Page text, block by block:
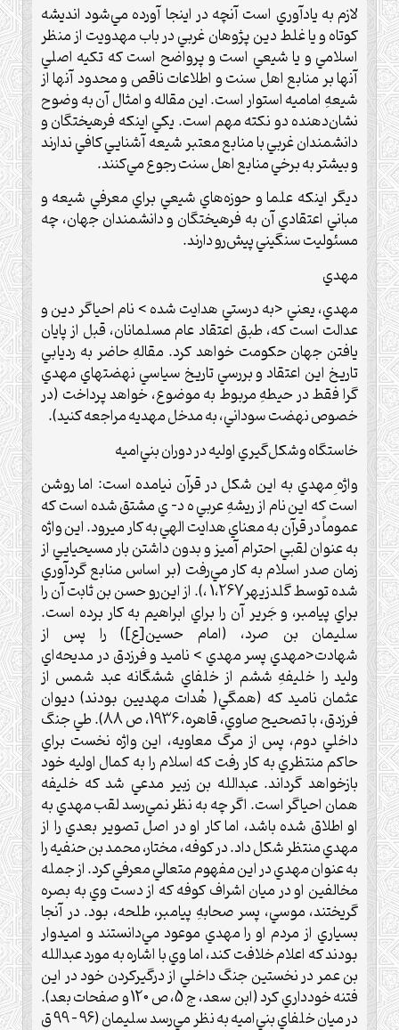
لازم به يادآوري است آنچه در اينجا آورده مي‌شود انديشه
كوتاه و يا غلط دين پژوهان غربي در باب مهدويت از منظر
اسلامي و يا شيعي است و پرواضح است كه تكيه اصلي
آنها بر منابع اهل سنت و اطلاعات ناقص و محدود آنها از
شيعهِ اماميه استوار است. اين مقاله و امثال آن به وضوح
نشان‌دهنده دو نكته مهم است. يكي اينكه فرهيختگان و
دانشمندان غربي با منابع معتبر شيعه آشنايي كافي ندارند
و بيشتر به برخي منابع اهل سنت رجوع مي‌كنند.
ديگر اينكه علما و حوزه‌هاي شيعي براي معرفي شيعه و
مباني اعتقادي آن به فرهيختگان و دانشمندان جهان، چه
مسئوليت سنگيني پيش‌رو دارند.
مهدي‌
مهدي، يعني <به درستي هدايت شده > نام احياگر دين و
عدالت است كه، طبق اعتقاد عام مسلمانان، قبل از پايان
يافتن جهان حكومت خواهد كرد. مقالهِ حاضر به رديابي
تاريخ اين اعتقاد و بررسي تاريخ سياسي نهضتهاي مهدي
گرا فقط در حيطهِ مربوط به موضوع، خواهد پرداخت (در
خصوص نهضت سوداني، به مدخل مهديه مراجعه كنيد).
خاستگاه وشكل‌گيري اوليه در دوران بني‌اميه‌
واژه ِمهدي به اين شكل در قرآن نيامده است: اما روشن
است كه اين نام از ريشهِ عربي ه د- ي مشتق شده است كه
عموماً در قرآن به معناي هدايت الهي به كار ميرود. اين واژه
به عنوان لقبي احترام آميز و بدون داشتن بار مسيحيايي از
زمان صدر اسلام به كار مي‌رفت (بر اساس منابع گردآوري
شده توسط گلدزيهر1،267 ،). از اين‌رو حسن بن ثابت آن را
براي پيامبر، و جَرير آن را براي ابراهيم به كار برده است.
سليمان بن صرد، (امام حسين[ع]) را پس از
شهادت<مهدي پسر مهدي > ناميد و فرزدق در مديحه‌اي
وليد را خليفهِ ششم از خلفاي ششگانه عبد شمس از
عثمان ناميد كه (همگي( هُدات مهديين بودند) ديوان
فرزدق، با تصحيح صاوي، قاهره، 1936، ص 88). طي جنگ
داخلي دوم، پس از مرگ معاويه، اين واژه نخست براي
حاكم منتظري به كار رفت كه اسلام را به كمال اوليه خود
بازخواهد گرداند. عبدالله بن زبير مدعي شد كه خليفه
همان احياگر است. اگر چه به نظر نمي‌رسد لقب مهدي به
او اطلاق شده باشد، اما كار او در اصل تصوير بعدي را از
مهدي منتظر شكل داد. در كوفه، مختار، محمد بن حنفيه را
به عنوان مهدي در اين مفهوم متعالي معرفي كرد. از جمله
مخالفين او در ميان اشراف كوفه كه از دست وي به بصره
گريختند، موسي، پسر صحابهِ پيامبر، طلحه، بود. در آنجا
بسياري از مردم او را مهدي موعود مي‌دانستند و اميدوار
بودند كه اعلام خلافت كند، اما وي با اشاره به مورد عبدالله
بن عمر در نخستين جنگ داخلي از درگيركردن خود در اين
فتنه خودداري كرد (ابن سعد، ج 5، ص 120 و صفحات بعد).
در ميان خلفاي بني‌اميه به نظر مي‌رسد سليمان (96 – 99 ق